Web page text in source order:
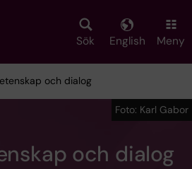
Sök English Meny
och dialog
och dialog
Foto: Karl Gabor